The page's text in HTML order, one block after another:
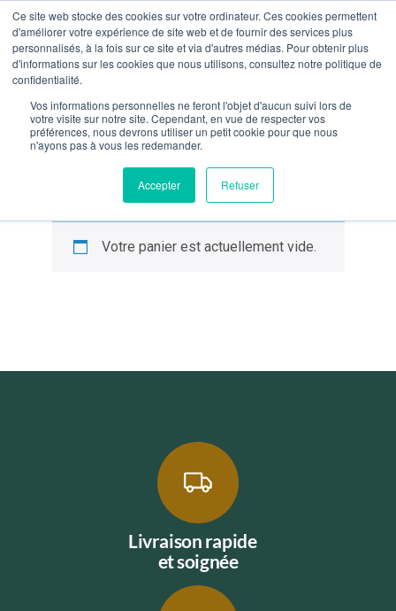
Ce site web stocke des cookies sur votre ordinateur. Ces cookies permettent
d'améliorer votre expérience de site web et de fournir des services plus
personnalisés, à la fois sur ce site et via d'autres médias. Pour obtenir plus
d'informations sur les cookies que nous utilisons, consultez notre politique de
confidentialité.
Vos informations personnelles ne feront l'objet d'aucun suivi lors de
votre visite sur notre site. Cependant, en vue de respecter vos
préférences, nous devrons utiliser un petit cookie pour que nous
n'ayons pas à vous les redemander.
Accepter Refuser
principal
D’ACHAT – LIVRAISON OFFERTE EN FRANCE À
0
PANIER
Votre panier est actuellement vide.
Livraison rapide
et soignée